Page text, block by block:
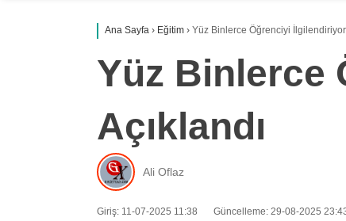
Ana Sayfa › Eğitim › Yüz Binlerce Öğrenciyi İlgilendiriyor,
Yüz Binlerce
Açıklandı
Ali Oflaz
Giriş: 11-07-2025 11:38 Güncelleme: 29-08-2025